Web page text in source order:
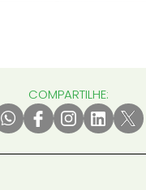
COMPARTILHE: